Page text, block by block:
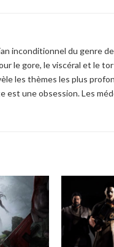
inconditionnel du genre
le gore, le viscéral et le
les thèmes les plus
est une obsession. Les